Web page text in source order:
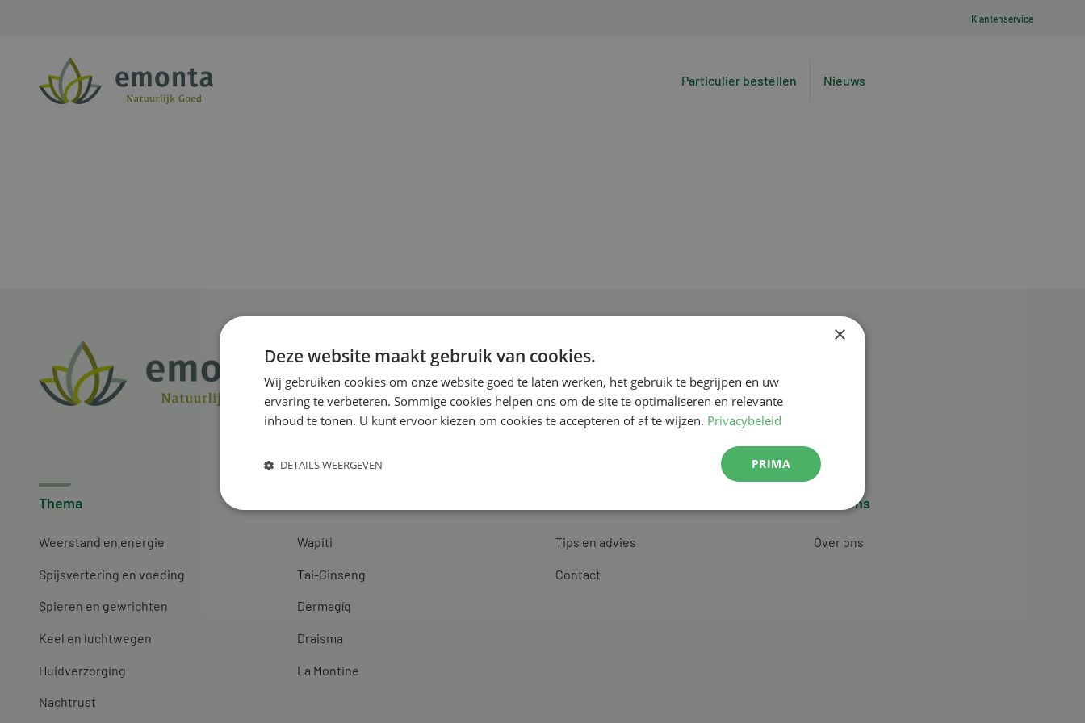
Klantenservice
Particulier bestellen Nieuws
Thema
Weerstand en energie
Spijsvertering en voeding
Spieren en gewrichten
Keel en luchtwegen
Huidverzorging
Nachtrust
Wapiti
Tai-Ginseng
Dermagíq
Draisma
La Montine
Tips en advies
Contact
Over ons
Over ons
×
Deze website maakt gebruik van cookies.
Wij gebruiken cookies om onze website goed te laten werken, het gebruik te begrijpen en uw
ervaring te verbeteren. Sommige cookies helpen ons om de site te optimaliseren en relevante
inhoud te tonen. U kunt ervoor kiezen om cookies te accepteren of af te wijzen. Privacybeleid
PRIMA
DETAILS WEERGEVEN